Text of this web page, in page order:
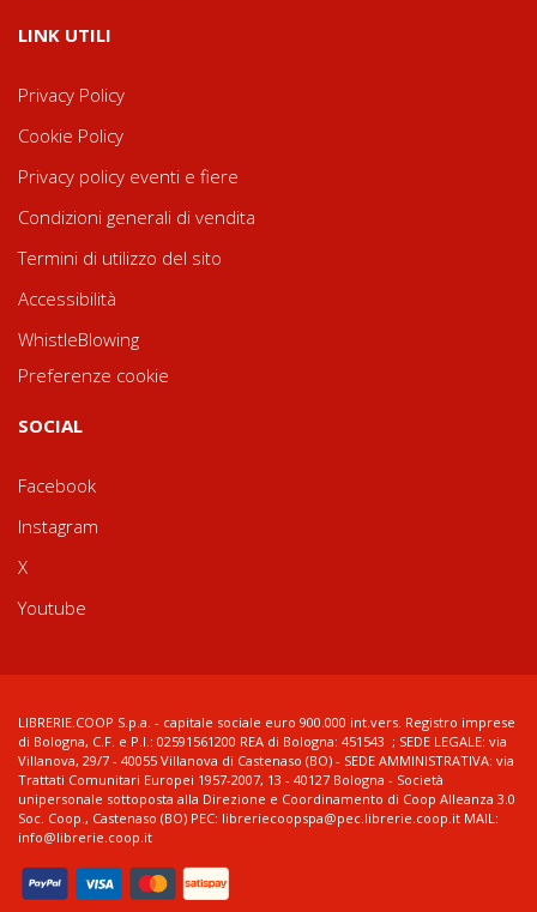
LINK UTILI
Privacy Policy
Cookie Policy
Privacy policy eventi e fiere
Condizioni generali di vendita
Termini di utilizzo del sito
Accessibilità
WhistleBlowing
Preferenze cookie
SOCIAL
Facebook
Instagram
X
Youtube
LIBRERIE.COOP S.p.a. - capitale sociale euro 900.000 int.vers. Registro imprese
di Bologna, C.F. e P.I.: 02591561200 REA di Bologna: 451543 ; SEDE LEGALE: via
Villanova, 29/7 - 40055 Villanova di Castenaso (BO) - SEDE AMMINISTRATIVA: via
Trattati Comunitari Europei 1957-2007, 13 - 40127 Bologna - Società
unipersonale sottoposta alla Direzione e Coordinamento di Coop Alleanza 3.0
Soc. Coop., Castenaso (BO) PEC: libreriecoopspa@pec.librerie.coop.it MAIL:
info@librerie.coop.it